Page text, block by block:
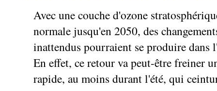
Avec une couche d'ozone
normale jusqu'en 2050, des
inattendus pourraient se produire dans
En effet, ce retour va peut-être freiner
rapide, au moins durant l'été, qui